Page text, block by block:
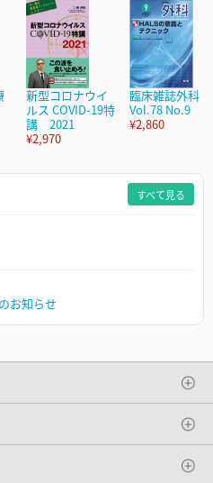
新型コロナウイ
ルス COVID-19特
講 2021
¥2,970
臨床雑誌外科
Vol.78 No.9
¥2,860
すべて見る
お知らせ